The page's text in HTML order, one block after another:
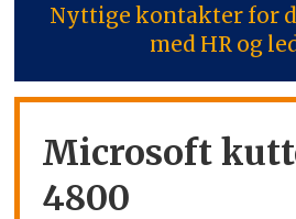
Nyttige kontakter for
med HR og
Microsoft
4800